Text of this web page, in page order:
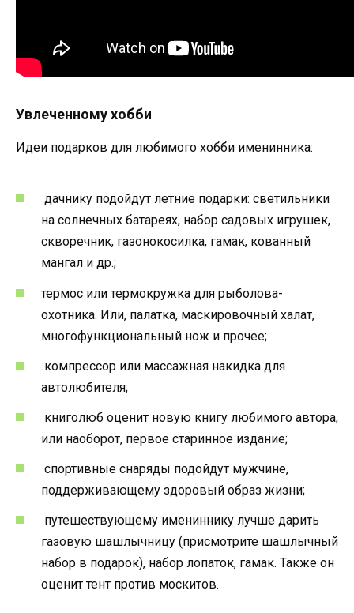
Увлеченному хобби
Идеи подарков для любимого хобби именинника:
дачнику подойдут летние подарки: светильники
на солнечных батареях, набор садовых игрушек,
скворечник, газонокосилка, гамак, кованный
мангал и др.;
термос или термокружка для рыболова-
охотника. Или, палатка, маскировочный халат,
многофункциональный нож и прочее;
компрессор или массажная накидка для
автолюбителя;
книголюб оценит новую книгу любимого автора,
или наоборот, первое старинное издание;
спортивные снаряды подойдут мужчине,
поддерживающему здоровый образ жизни;
путешествующему имениннику лучше дарить
газовую шашлычницу (присмотрите шашлычный
набор в подарок), набор лопаток, гамак. Также он
оценит тент против москитов.